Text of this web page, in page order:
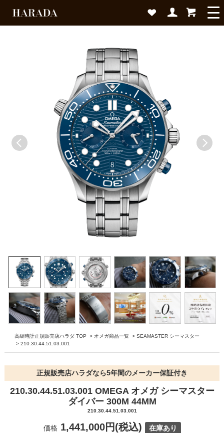
高級時計正規販売店ハラダ TOP > オメガ商品一覧 > SEAMASTER シーマスター
> 210.30.44.51.03.001
正規販売店ハラダなら5年間のメーカー保証付き
210.30.44.51.03.001 OMEGA オメガ シーマスター
ダイバー 300M 44MM
210.30.44.51.03.001
価格1,441,000円(税込) 在庫あり